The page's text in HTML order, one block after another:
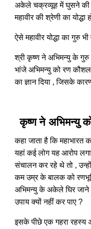
अकेले चक्रव्यूह में घुसने की
महावीर की श्रेणी का योद्धा
ऐसे महावीर योद्धा का गुरु
श्री कृष्ण ने अभिमन्यु के
भांजे अभिमन्यु को रण
का ज्ञान दिया , जिसके
कृष्ण ने अभिमन्यु
कहा जाता है कि महाभारत
यहां कई लोग यह आरोप
संचालन कर रहे थे तो ,
कम उम्र के बालक को
अभिमन्यु के अकेले घिर जाने
उपाय क्यों नहीं कर पाए ?
इसके पीछे एक गहरा रहस्य